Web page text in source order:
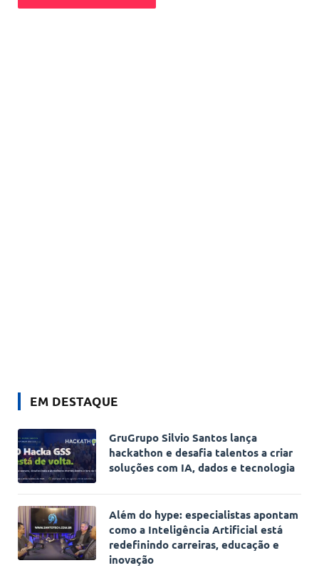
EM DESTAQUE
GruGrupo Silvio Santos lança
hackathon e desafia talentos a criar
soluções com IA, dados e tecnologia
Além do hype: especialistas apontam
como a Inteligência Artificial está
redefinindo carreiras, educação e
inovação